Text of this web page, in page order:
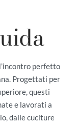
perfetto
Progettati per
questi
e lavorati a
dalle cuciture